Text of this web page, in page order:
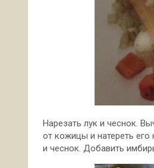
Нарезать лук и чеснок.
от кожицы и натереть его
и чеснок. Добавить